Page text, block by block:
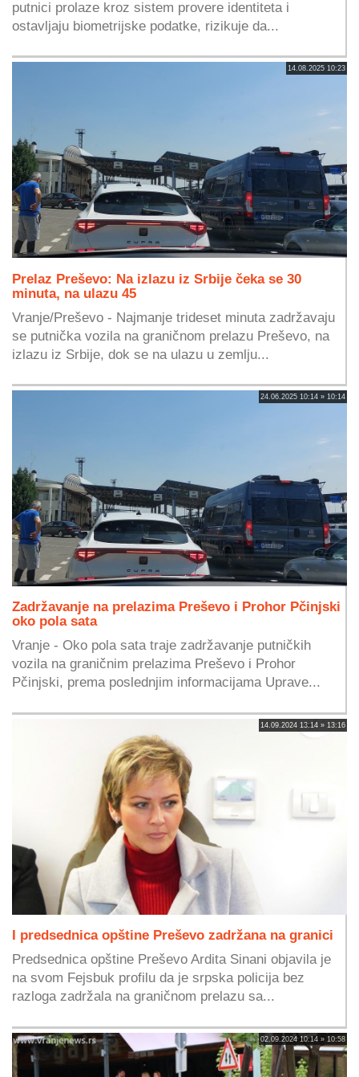
putnici prolaze kroz sistem provere identiteta i
ostavljaju biometrijske podatke, rizikuje da...
14.08.2025 10:23
Prelaz Preševo: Na izlazu iz Srbije čeka se 30
minuta, na ulazu 45
Vranje/Preševo - Najmanje trideset minuta zadržavaju
se putnička vozila na graničnom prelazu Preševo, na
izlazu iz Srbije, dok se na ulazu u zemlju...
24.06.2025 10:14 » 10:14
Zadržavanje na prelazima Preševo i Prohor Pčinjski
oko pola sata
Vranje - Oko pola sata traje zadržavanje putničkih
vozila na graničnim prelazima Preševo i Prohor
Pčinjski, prema poslednjim informacijama Uprave...
14.09.2024 13:14 » 13:16
I predsednica opštine Preševo zadržana na granici
Predsednica opštine Preševo Ardita Sinani objavila je
na svom Fejsbuk profilu da je srpska policija bez
razloga zadržala na graničnom prelazu sa...
02.09.2024 10:14 » 10:58